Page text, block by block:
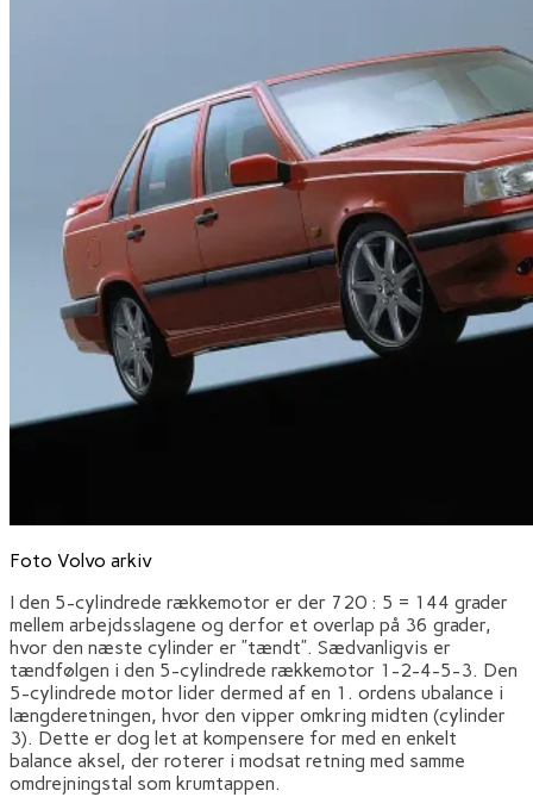
Foto Volvo arkiv
I den 5-cylindrede rækkemotor er der 720 : 5 = 144 grader
mellem arbejdsslagene og derfor et overlap på 36 grader,
hvor den næste cylinder er ”tændt”. Sædvanligvis er
tændfølgen i den 5-cylindrede rækkemotor 1-2-4-5-3. Den
5-cylindrede motor lider dermed af en 1. ordens ubalance i
længderetningen, hvor den vipper omkring midten (cylinder
3). Dette er dog let at kompensere for med en enkelt
balance aksel, der roterer i modsat retning med samme
omdrejningstal som krumtappen.